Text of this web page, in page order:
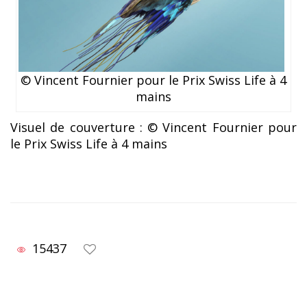
© Vincent Fournier pour le Prix Swiss Life à 4
mains
Visuel de couverture : © Vincent Fournier pour
le Prix Swiss Life à 4 mains
15437